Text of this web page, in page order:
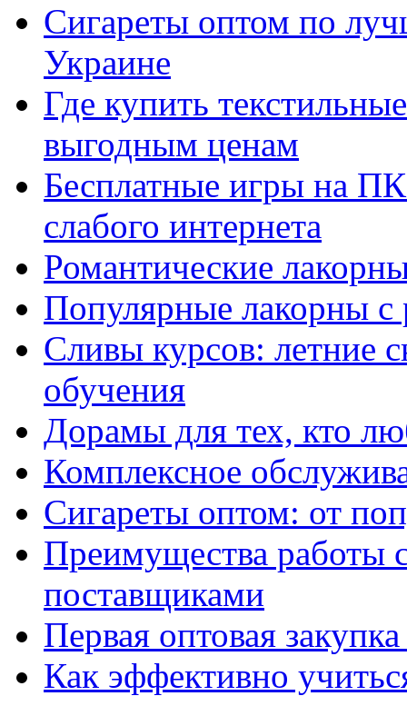
Сигареты оптом по
Украине
Где купить
выгодным ценам
Бесплатные игры на
слабого интернета
Романтические
Популярные лакорны с
Сливы курсов: летние
обучения
Дорамы для тех, кто
Комплексное
Сигареты оптом: от
Преимущества работы
поставщиками
Первая оптовая
Как эффективно